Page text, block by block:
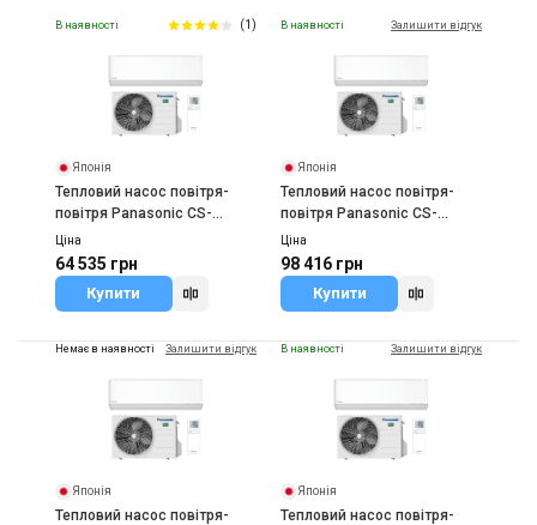
Купити
В наявності (1)
Японія
Тепловий насос повітря-
повітря Panasonic CS-
Z25ZKEW/CU-Z25ZKE
Ціна
64 535 грн
Купити
В наявності Залишити відгук
Японія
Тепловий насос повітря-
повітря Panasonic CS-
Z50ZKEW/CU-Z50ZKE
Ціна
98 416 грн
Купити
Немає в наявності Залишити відгук
Японія
Тепловий насос повітря-
В наявності Залишити відгук
Японія
Тепловий насос повітря-